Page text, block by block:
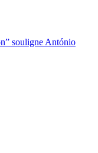
souligne António